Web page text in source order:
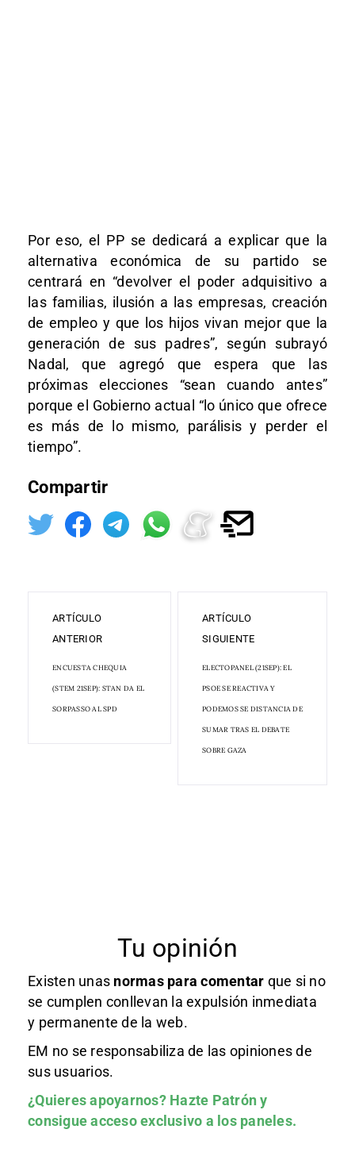
Por eso, el PP se dedicará a explicar que la
alternativa económica de su partido se
centrará en “devolver el poder adquisitivo a
las familias, ilusión a las empresas, creación
de empleo y que los hijos vivan mejor que la
generación de sus padres”, según subrayó
Nadal, que agregó que espera que las
próximas elecciones “sean cuando antes”
porque el Gobierno actual “lo único que ofrece
es más de lo mismo, parálisis y perder el
tiempo”.
Compartir
ARTÍCULO
ANTERIOR
ENCUESTA CHEQUIA
(STEM 21SEP): STAN DA EL
SORPASSO AL SPD
ARTÍCULO
SIGUIENTE
ELECTOPANEL (21SEP): EL
PSOE SE REACTIVA Y
PODEMOS SE DISTANCIA DE
SUMAR TRAS EL DEBATE
SOBRE GAZA
Tu opinión
Existen unas normas para comentar que si no
se cumplen conllevan la expulsión inmediata
y permanente de la web.
EM no se responsabiliza de las opiniones de
sus usuarios.
¿Quieres apoyarnos? Hazte Patróny
consigue acceso exclusivo a los paneles.